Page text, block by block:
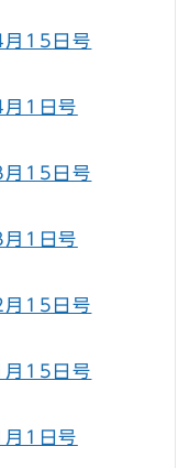
15日号
1日号
15日号
1日号
15日号
15日号
1日号